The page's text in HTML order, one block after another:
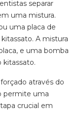
separar
uma mistura.
uma placa de
A mistura
e uma bomba
kitassato.
através do
permite uma
crucial em